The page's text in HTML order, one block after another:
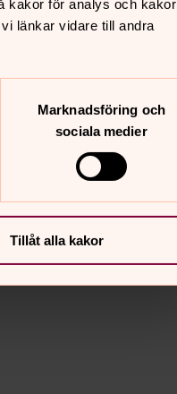
kakor för analys och kakor
länkar vidare till andra
Marknadsföring och
sociala medier
Tillåt alla kakor